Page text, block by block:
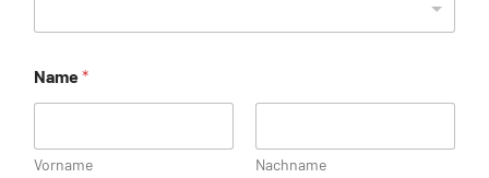
Name*
Vorname Nachname